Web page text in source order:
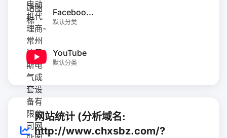
Faceboo...
默认分类
YouTube
默认分类
网站统计 (分析域名:
http://www.chxsbz.com/?